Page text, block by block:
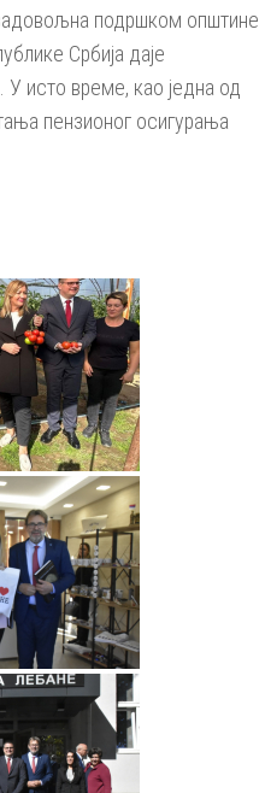
подршком општине
Србија даје
исто време, као једна од
пензионог осигурања